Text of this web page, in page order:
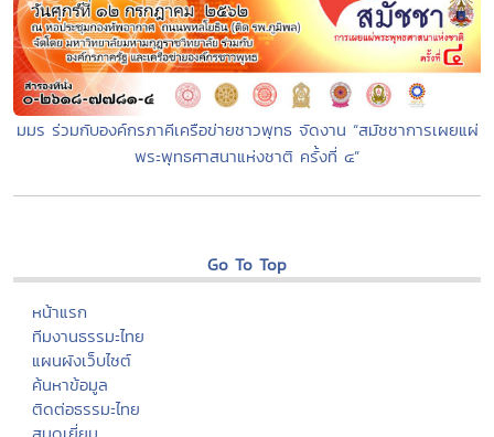
มมร ร่วมกับองค์กรภาคีเครือข่ายชาวพุทธ จัดงาน “สมัชชาการเผยแผ่
พระพุทธศาสนาแห่งชาติ ครั้งที่ ๔”
Go To Top
หน้าแรก
ทีมงานธรรมะไทย
แผนผังเว็บไซต์
ค้นหาข้อมูล
ติดต่อธรรมะไทย